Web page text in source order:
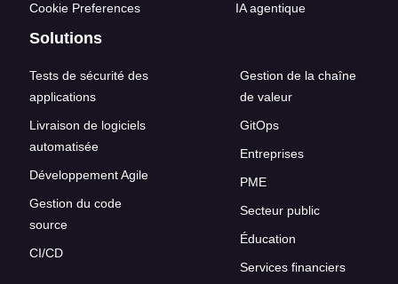
Cookie Preferences
IA agentique
Solutions
Tests de sécurité des
applications
Livraison de logiciels
automatisée
Développement Agile
Gestion du code
source
CI/CD
Gestion de la chaîne
de valeur
GitOps
Entreprises
PME
Secteur public
Éducation
Services financiers